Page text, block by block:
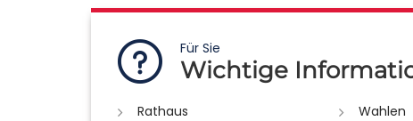
Für Sie
Wichtige
Rathaus
Wahlen